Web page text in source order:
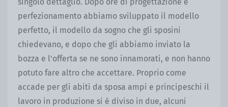
perfezionamento abbiamo sviluppato il modello
perfetto, il modello da sogno che gli sposini
chiedevano, e dopo che gli abbiamo inviato la
bozza e l'offerta se ne sono innamorati, e non hanno
potuto fare altro che accettare. Proprio come
accade per gli abiti da sposa ampi e principeschi il
lavoro in produzione si è diviso in due, alcuni